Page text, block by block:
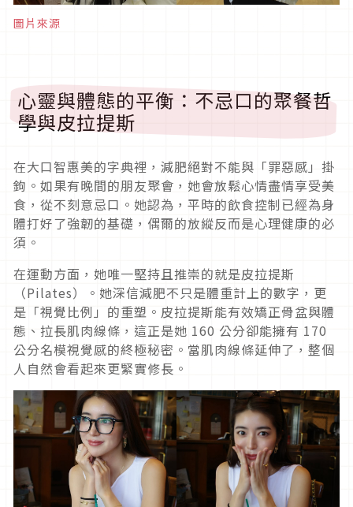
圖片來源
心靈與體態的平衡：不忌口的聚餐哲
學與皮拉提斯
在大口智惠美的字典裡，減肥絕對不能與「罪惡感」掛
鉤。如果有晚間的朋友聚會，她會放鬆心情盡情享受美
食，從不刻意忌口。她認為，平時的飲食控制已經為身
體打好了強韌的基礎，偶爾的放縱反而是心理健康的必
須。
在運動方面，她唯一堅持且推崇的就是皮拉提斯
（Pilates）。她深信減肥不只是體重計上的數字，更
是「視覺比例」的重塑。皮拉提斯能有效矯正骨盆與體
態、拉長肌肉線條，這正是她 160 公分卻能擁有 170
公分名模視覺感的終極秘密。當肌肉線條延伸了，整個
人自然會看起來更緊實修長。